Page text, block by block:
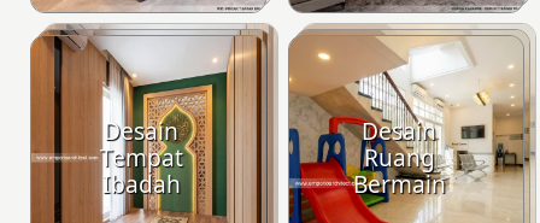
Desain
Tempat
Ibadah
Desain
Ruang
Bermain